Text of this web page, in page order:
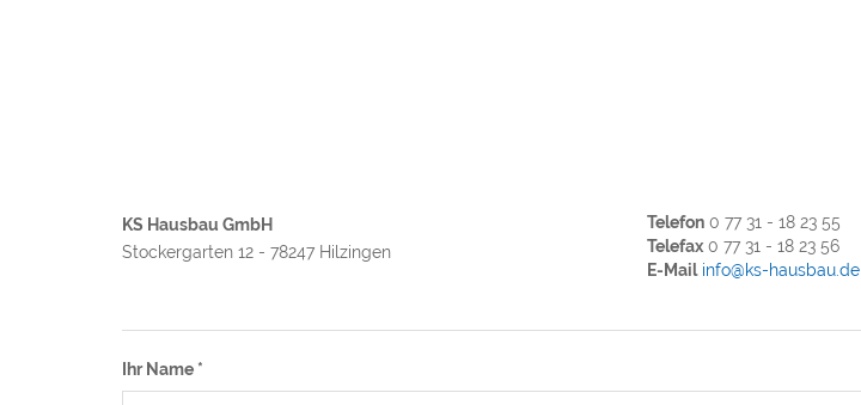
KS Hausbau GmbH
Stockergarten 12 - 78247 Hilzingen
Telefon0 77 31 - 18 23 55
Telefax0 77 31 - 18 23 56
E-Mail info@ks-hausbau.de
Ihr Name *